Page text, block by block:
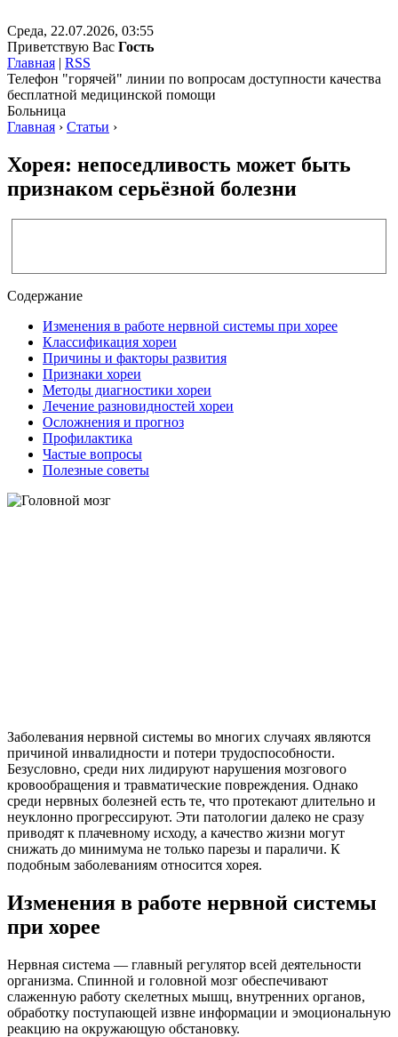
Среда, 22.07.2026, 03:55
Приветствую Вас Гость
Главная | RSS
Телефон "горячей" линии по вопросам доступности качества
бесплатной медицинской помощи
Больница
Главная › Статьи ›
Хорея: непоседливость может быть
признаком серьёзной болезни
Содержание
Изменения в работе нервной системы при хорее
Классификация хореи
Причины и факторы развития
Признаки хореи
Методы диагностики хореи
Лечение разновидностей хореи
Осложнения и прогноз
Профилактика
Частые вопросы
Полезные советы
Заболевания нервной системы во многих случаях являются
причиной инвалидности и потери трудоспособности.
Безусловно, среди них лидируют нарушения мозгового
кровообращения и травматические повреждения. Однако
среди нервных болезней есть те, что протекают длительно и
неуклонно прогрессируют. Эти патологии далеко не сразу
приводят к плачевному исходу, а качество жизни могут
снижать до минимума не только парезы и параличи. К
подобным заболеваниям относится хорея.
Изменения в работе нервной системы
при хорее
Нервная система — главный регулятор всей деятельности
организма. Спинной и головной мозг обеспечивают
слаженную работу скелетных мышц, внутренних органов,
обработку поступающей извне информации и эмоциональную
реакцию на окружающую обстановку.